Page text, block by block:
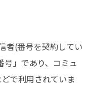
者(番号を契約してい
号」であり、コミュ
で利用されていま